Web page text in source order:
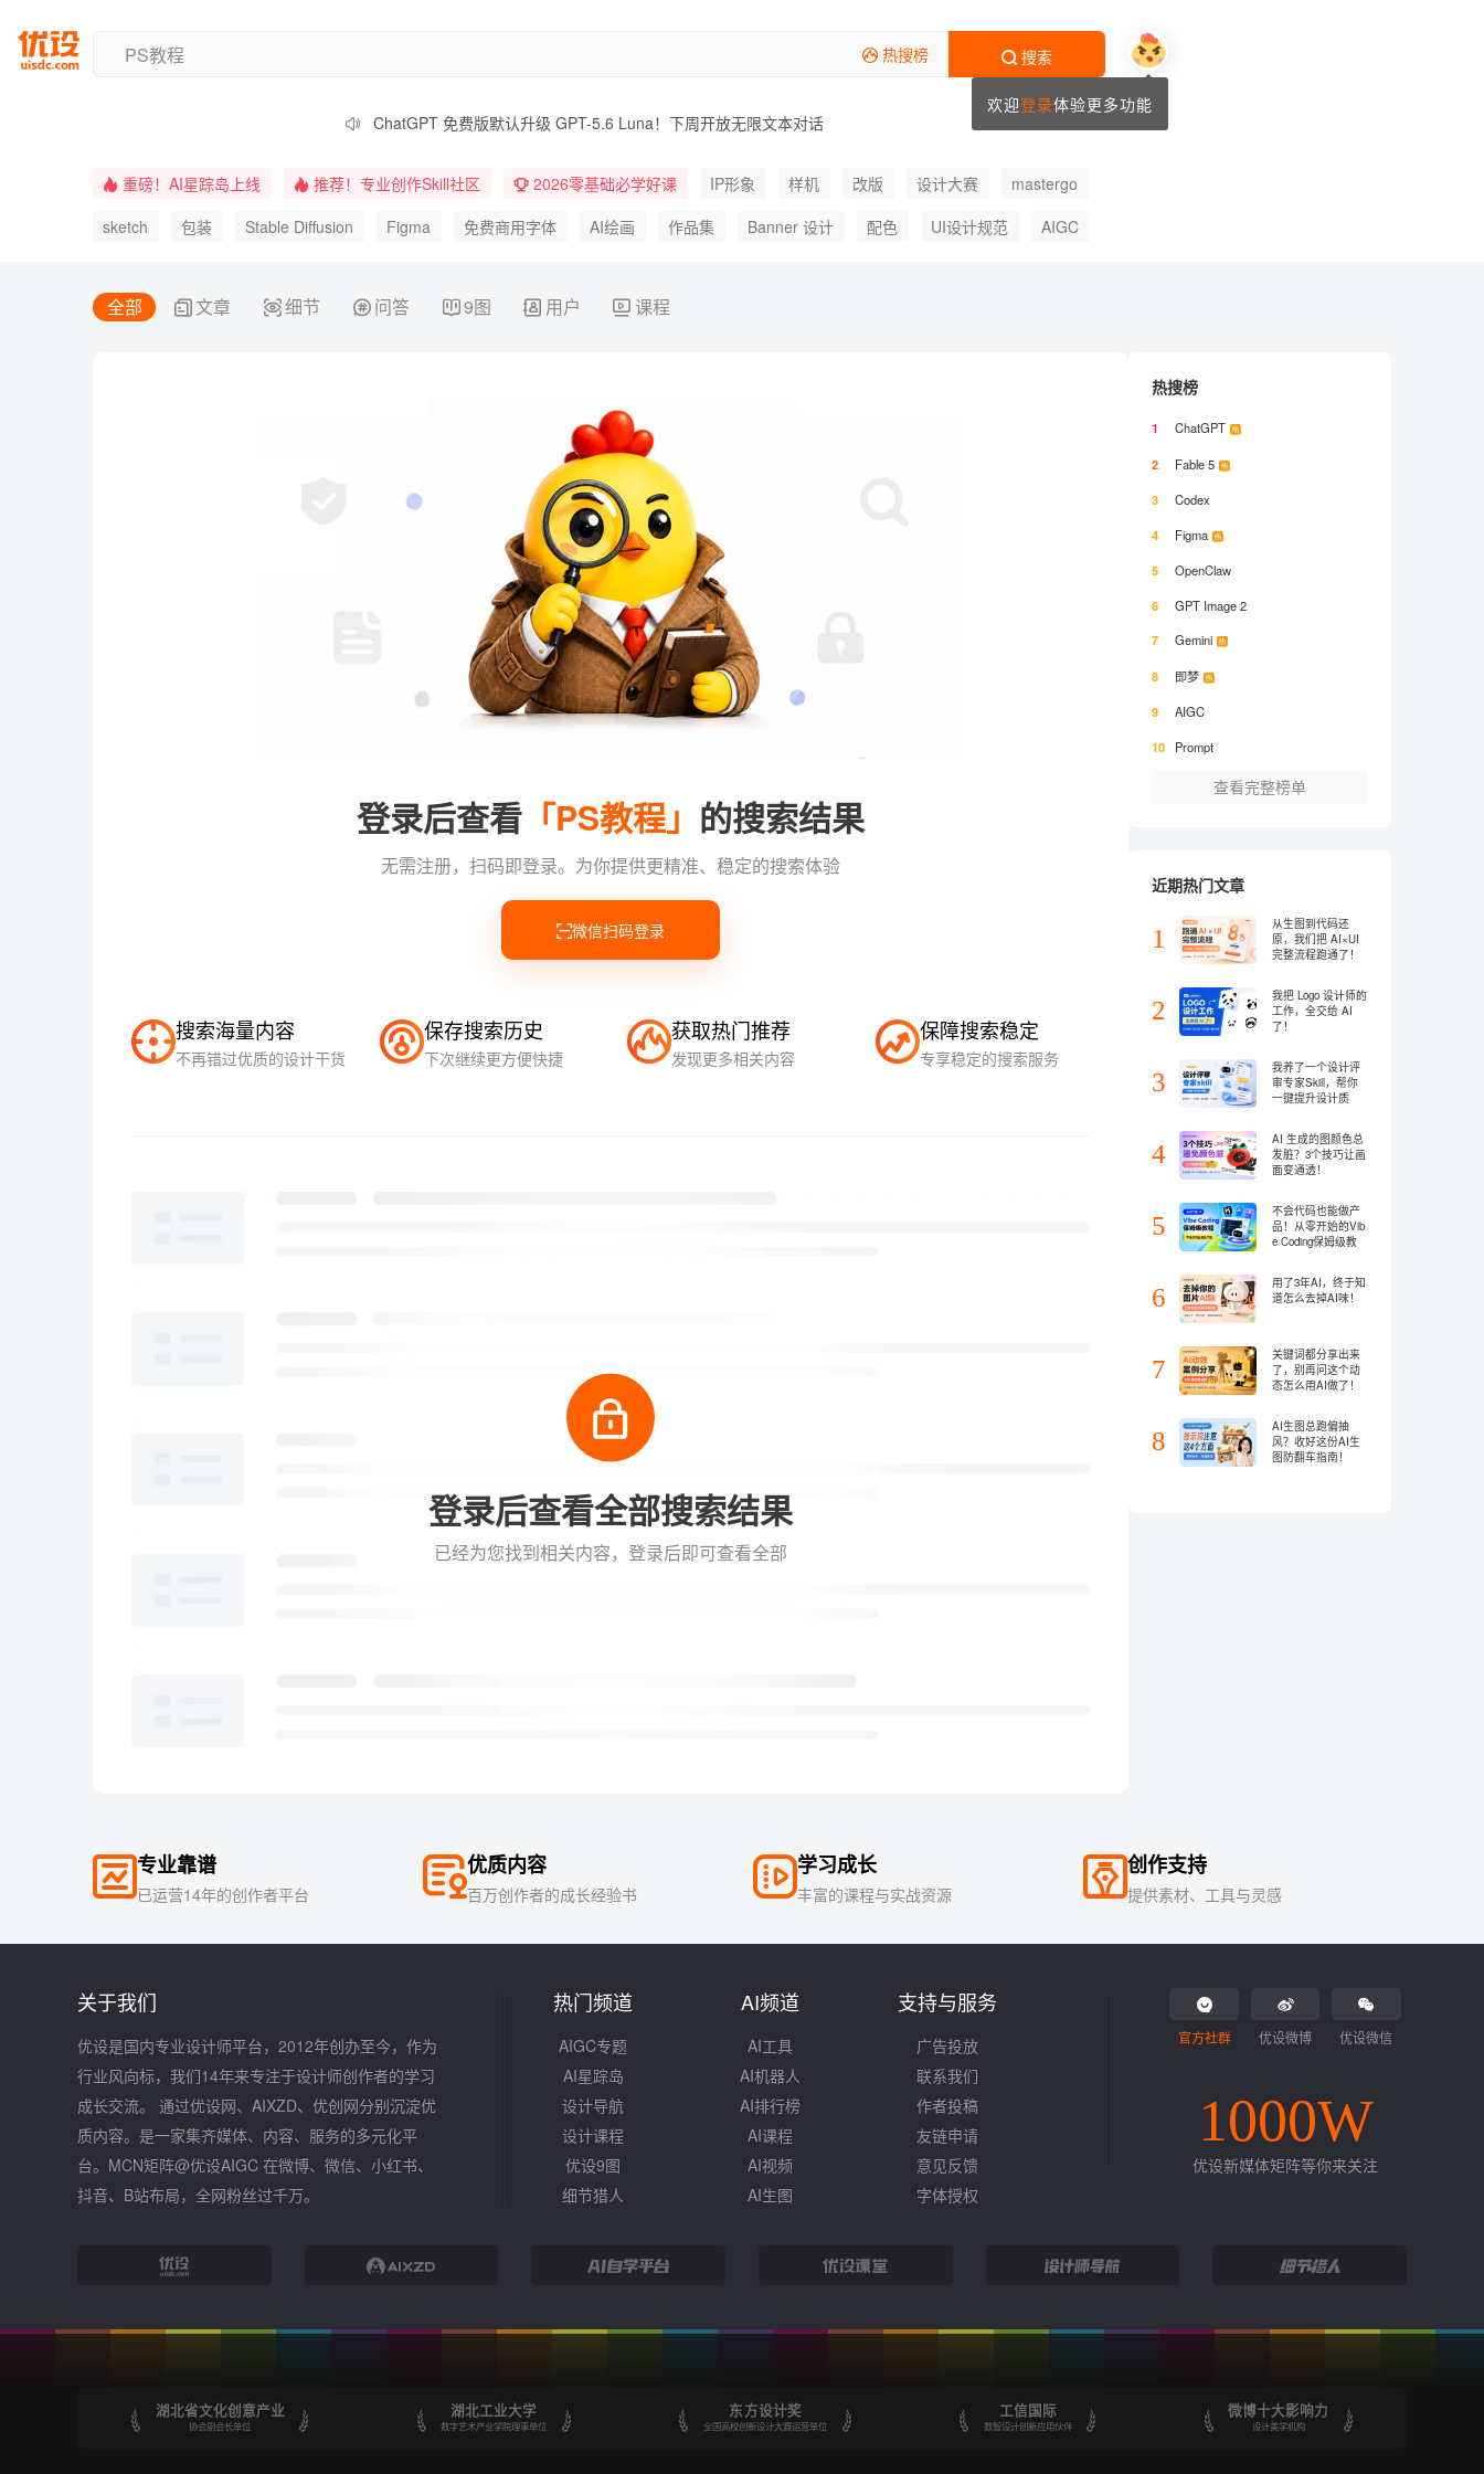
热搜榜
搜索
ChatGPT 免费版默认升级 GPT-5.6 Luna！下周开放无限文本对话
Midjourney V8.2 强化个性化审美！相似图搜索加速灵感筛选
天津美院发布 120 年校庆标识！数字建筑同构串联百年校史记忆
重磅！AI星踪岛上线 推荐！专业创作Skill社区 2026零基础必学好课 IP形象 样机 改版 设计大赛
mastergo
sketch
包装 Stable Diffusion Figma 免费商用字体 AI绘画 作品集 Banner 设计 配色 UI设计规范
AIGC
全部 文章 细节 问答 9图 用户 课程
登录后查看 「PS教程」 的搜索结果
无需注册，扫码即登录。 为你提供更精准、稳定的搜索体验
微信扫码登录
搜索海量内容
不再错过优质的设计干货
保存搜索历史
下次继续更方便快捷
获取热门推荐
发现更多相关内容
保障搜索稳定
专享稳定的搜索服务
登录后查看全部搜索结果
已经为您找到相关内容，登录后即可查看全部
热搜榜
1 ChatGPT
2 Fable 5
3
Codex
4
Figma
5
OpenClaw
6
GPT Image 2
7
Gemini
8 即梦
9
AIGC
10
Prompt
查看完整榜单
近期热门文章
1
从生图到代码还
原，我们把 AI×UI
完整流程跑通了！
2
我把 Logo 设计师的
工作，全交给 AI
了！
3
我养了一个设计评
审专家Skill，帮你
一键提升设计质
4
AI 生成的图颜色总
发脏？3个技巧让画
面变通透！
5
不会代码也能做产
品！从零开始的Vib
e Coding保姆级教
6
用了3年AI，终于知
道怎么去掉AI味！
7
关键词都分享出来
了，别再问这个动
态怎么用AI做了！
8
AI生图总跑偏抽
风？收好这份AI生
图防翻车指南！
专业靠谱
已运营14年的创作者平台
优质内容
百万创作者的成长经验书
学习成长
丰富的课程与实战资源
创作支持
提供素材、工具与灵感
关于我们
优设是国内专业设计师平台，2012年创办至今，作为
行业风向标，我们14年来专注于设计师创作者的学习
成长交流。 通过优设网、AIXZD、优创网分别沉淀优
质内容。是一家集齐媒体、内容、服务的多元化平
台。MCN矩阵@优设AIGC 在微博、微信、小红书、
抖音、B站布局，全网粉丝过千万。
热门频道
AIGC专题
AI星踪岛
设计导航
设计课程
优设9图
细节猎人
AI频道
AI工具
AI机器人
AI排行榜
AI课程
AI视频
AI生图
支持与服务
广告投放
联系我们
作者投稿
友链申请
意见反馈
字体授权
官方社群 优设微博 优设微信
1000W
优设新媒体矩阵等你来关注
湖北省文化创意产业
协会副会长单位
湖北工业大学
数字艺术产业学院理事单位
东方设计奖
全国高校创新设计大赛运营单位
工信国际
数智设计创新应用伙伴
微博十大影响力
设计美学机构
欢迎登录体验更多功能